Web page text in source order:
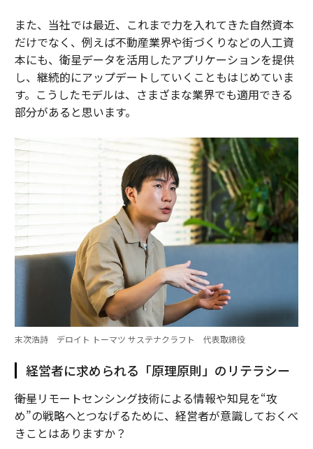
また、当社では最近、これまで力を入れてきた自然資本
だけでなく、例えば不動産業界や街づくりなどの人工資
本にも、衛星データを活用したアプリケーションを提供
し、継続的にアップデートしていくこともはじめていま
す。こうしたモデルは、さまざまな業界でも適用できる
部分があると思います。
末次浩詩 デロイト トーマツ サステナクラフト 代表取締役
経営者に求められる「原理原則」のリテラシー
――衛星リモートセンシング技術による情報や知見を“攻
め”の戦略へとつなげるために、経営者が意識しておくべ
きことはありますか？